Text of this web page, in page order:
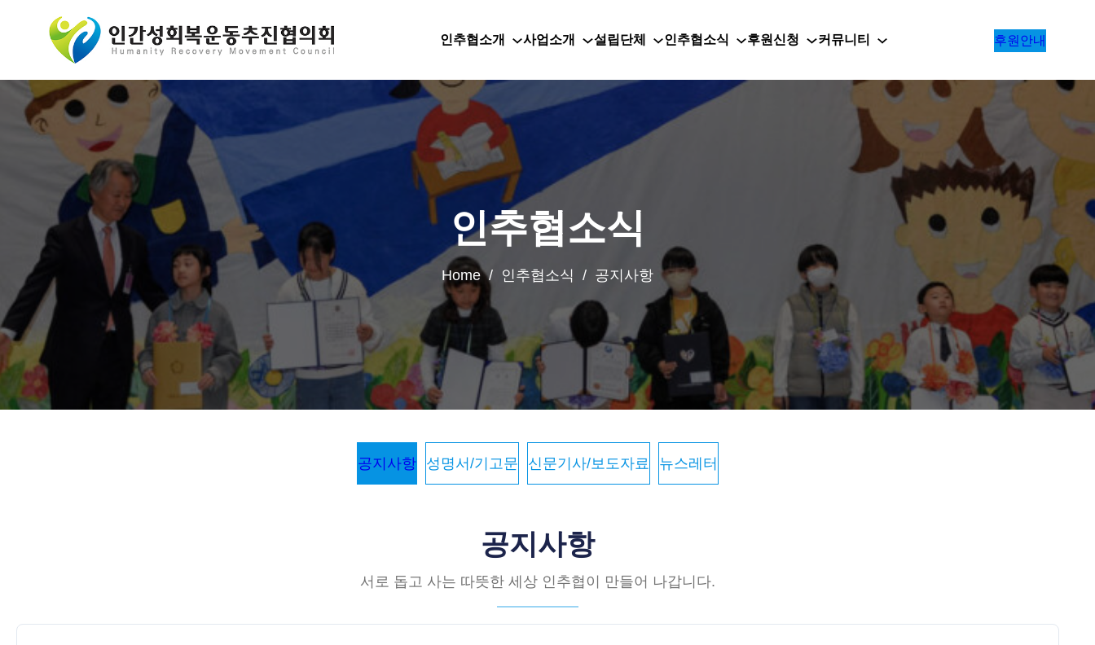
로
인추협소개 사업소개 설립단체 인추협소식 후원신청 커뮤니티 후원안내
인추협소식
Home / 인추협소식 / 공지사항
공지사항 성명서/기고문 신문기사/보도자료 뉴스레터
공지사항
서로 돕고 사는 따뜻한 세상 인추협이 만들어 나갑니다.